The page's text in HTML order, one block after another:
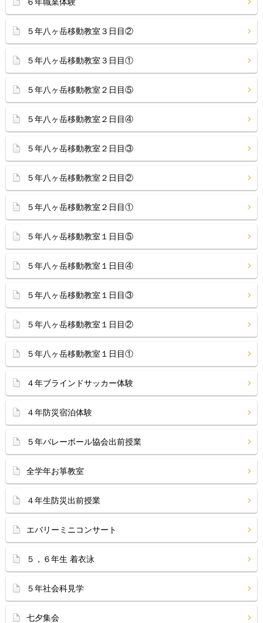
５年八ヶ岳移動教室３日目②
５年八ヶ岳移動教室３日目①
５年八ヶ岳移動教室２日目⑤
５年八ヶ岳移動教室２日目④
５年八ヶ岳移動教室２日目③
５年八ヶ岳移動教室２日目②
５年八ヶ岳移動教室２日目①
５年八ヶ岳移動教室１日目⑤
５年八ヶ岳移動教室１日目④
５年八ヶ岳移動教室１日目③
５年八ヶ岳移動教室１日目②
５年八ヶ岳移動教室１日目①
４年ブラインドサッカー体験
４年防災宿泊体験
５年バレーボール協会出前授業
全学年お箏教室
４年生防災出前授業
エバリーミニコンサート
５，６年生 着衣泳
５年社会科見学
七夕集会